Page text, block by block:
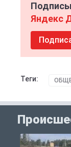
Яндекс
Теги: